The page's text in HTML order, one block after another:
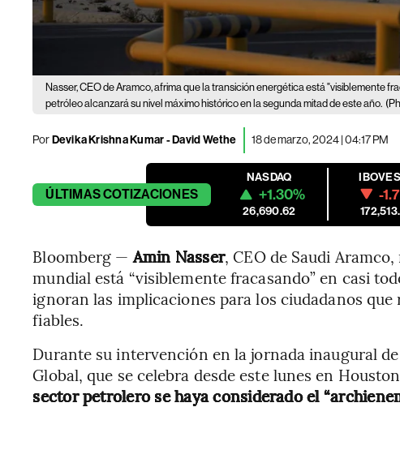
Nasser, CEO de Aramco, afrima que la transición energética está "visiblemente
petróleo alcanzará su nivel máximo histórico en la segunda mitad de este año.
PorDevika Krishna Kumar - David Wethe 18 de marzo, 2024 | 04:17 PM
ÚLTIMASCOTIZACIONES
NASDAQ
+1.30%
26,690.62
-
Bloomberg —Amin Nasser, CEO de Saudi
mundial está “visiblemente fracasando” en casi
ignoran las implicaciones para los ciudadanos
fiables.
Durante su intervención en la jornada inaugural
Global, que se celebra desde este lunes en
sector petrolero se haya considerado el